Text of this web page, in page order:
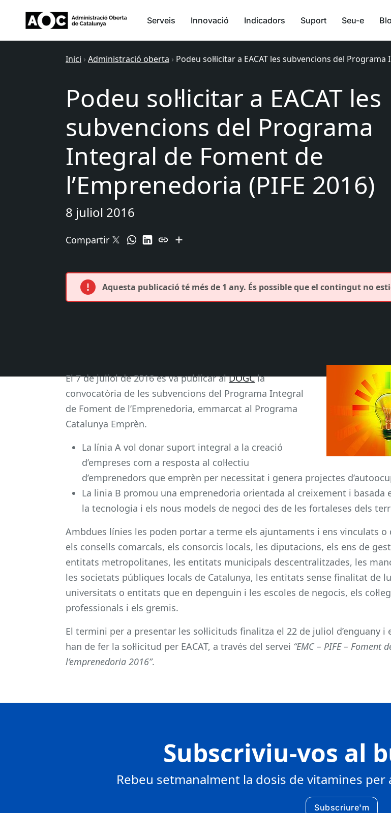
Serveis Innovació Indicadors Suport Seu-e
Inici › Administració oberta › Podeu sol·licitar a EACAT les subvencions del
Podeu sol·licitar a EACAT les
subvencions del Programa
Integral de Foment de
l’Emprenedoria (PIFE 2016)
8 juliol 2016
Compartir
Aquesta publicació té més de 1 any. És possible que el contingut no
El 7 de juliol de 2016 es va publicar alDOGCla
convocatòria de les subvencions del Programa Integral
de Foment de l’Emprenedoria, emmarcat al Programa
Catalunya Emprèn.
La línia A vol donar suport integral a la creació
d’empreses com a resposta al col·lectiu
d’emprenedors que emprèn per necessitat i genera projectes
La linia B promou una emprenedoria orientada al creixement i basada
la tecnologia i els nous models de negoci des de les fortaleses dels
Ambdues línies les poden portar a terme els ajuntaments i ens vinculats o
els consells comarcals, els consorcis locals, les diputacions, els ens de
entitats metropolitanes, les entitats municipals descentralitzades, les
les societats públiques locals de Catalunya, les entitats sense finalitat de
universitats o entitats que en depenguin i les escoles de negocis, els
professionals i els gremis.
El termini per a presentar les sol·licituds finalitza el 22 de juliol d’enguany i
han de fer la sol·licitud per EACAT, a través del servei “EMC – PIFE – Foment
l’emprenedoria 2016”.
Subscriviu-vos al
Rebeu setmanalment la dosis de vitamines
Subscriure'm